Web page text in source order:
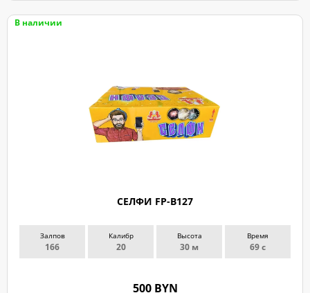
В наличии
СЕЛФИ FP-B127
Залпов
166
Калибр
20
Высота
30 м
Время
69 с
500 BYN